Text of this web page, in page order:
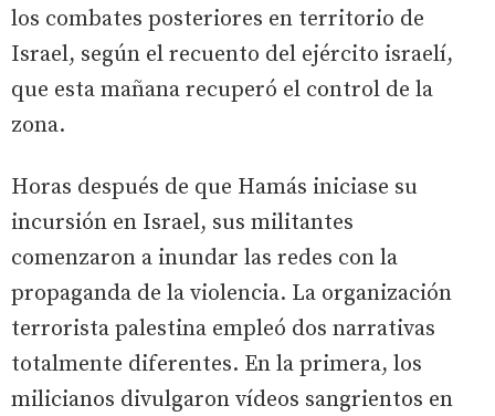
los combates posteriores en territorio de
Israel, según el recuento del ejército israelí,
que esta mañana recuperó el control de la
zona.
Horas después de que Hamás iniciase su
incursión en Israel, sus militantes
comenzaron a inundar las redes con la
propaganda de la violencia. La organización
terrorista palestina empleó dos narrativas
totalmente diferentes. En la primera, los
milicianos divulgaron vídeos sangrientos en